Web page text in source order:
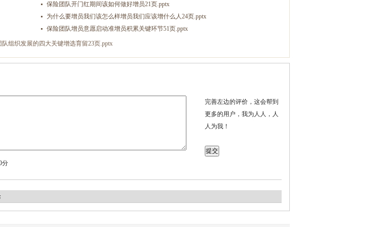
保险团队开门红期间该如何做好增员21页.pptx
为什么要增员我们该怎么样增员我们应该增什么人24页.pptx
保险团队增员意愿启动准增员积累关键环节51页.pptx
队组织发展的四大关键增选育留23页.pptx
完善左边的评价，这会帮到
更多的用户，我为人人，人
人为我！
分